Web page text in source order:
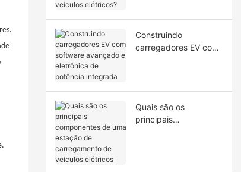
Construindo
carregadores EV com
Quais são os
principais